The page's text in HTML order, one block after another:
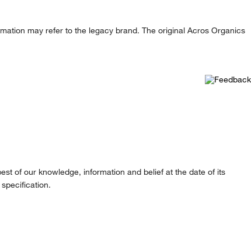
may refer to the legacy brand. The original Acros Organics
of our knowledge, information and belief at the date of its